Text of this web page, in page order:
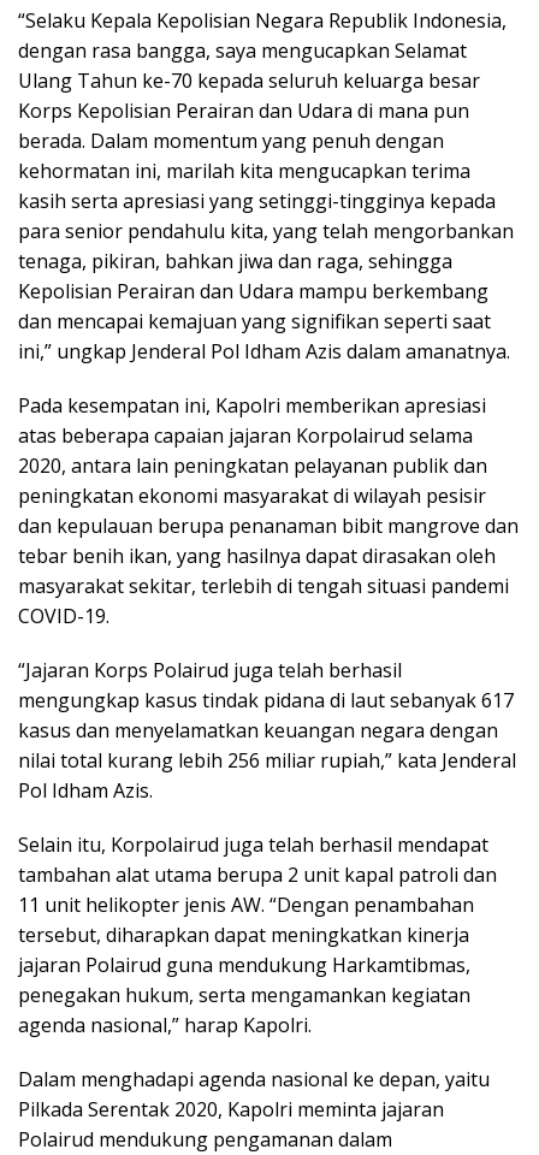
“Selaku Kepala Kepolisian Negara Republik Indonesia,
dengan rasa bangga, saya mengucapkan Selamat
Ulang Tahun ke-70 kepada seluruh keluarga besar
Korps Kepolisian Perairan dan Udara di mana pun
berada. Dalam momentum yang penuh dengan
kehormatan ini, marilah kita mengucapkan terima
kasih serta apresiasi yang setinggi-tingginya kepada
para senior pendahulu kita, yang telah mengorbankan
tenaga, pikiran, bahkan jiwa dan raga, sehingga
Kepolisian Perairan dan Udara mampu berkembang
dan mencapai kemajuan yang signifikan seperti saat
ini,” ungkap Jenderal Pol Idham Azis dalam amanatnya.
Pada kesempatan ini, Kapolri memberikan apresiasi
atas beberapa capaian jajaran Korpolairud selama
2020, antara lain peningkatan pelayanan publik dan
peningkatan ekonomi masyarakat di wilayah pesisir
dan kepulauan berupa penanaman bibit mangrove dan
tebar benih ikan, yang hasilnya dapat dirasakan oleh
masyarakat sekitar, terlebih di tengah situasi pandemi
COVID-19.
“Jajaran Korps Polairud juga telah berhasil
mengungkap kasus tindak pidana di laut sebanyak 617
kasus dan menyelamatkan keuangan negara dengan
nilai total kurang lebih 256 miliar rupiah,” kata Jenderal
Pol Idham Azis.
Selain itu, Korpolairud juga telah berhasil mendapat
tambahan alat utama berupa 2 unit kapal patroli dan
11 unit helikopter jenis AW. “Dengan penambahan
tersebut, diharapkan dapat meningkatkan kinerja
jajaran Polairud guna mendukung Harkamtibmas,
penegakan hukum, serta mengamankan kegiatan
agenda nasional,” harap Kapolri.
Dalam menghadapi agenda nasional ke depan, yaitu
Pilkada Serentak 2020, Kapolri meminta jajaran
Polairud mendukung pengamanan dalam